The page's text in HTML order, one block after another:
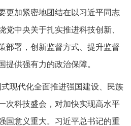
更加紧密地团结在以习近平同志
党中央关于扎实推进科技创新、
部署，创新监督方式、提升监督
提供强有力的政治保障。
现代化全面推进强国建设、民族
次科技盛会，对加快实现高水平
国意义重大。习近平总书记的重